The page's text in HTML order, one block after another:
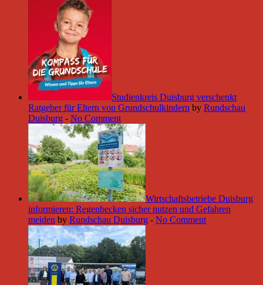
Studienkreis Duisburg verschenkt
Ratgeber für Eltern von Grundschulkindern by Rundschau
Duisburg - No Comment
Wirtschaftsbetriebe Duisburg
informieren: Regenbecken sicher nutzen und Gefahren
meiden by Rundschau Duisburg - No Comment